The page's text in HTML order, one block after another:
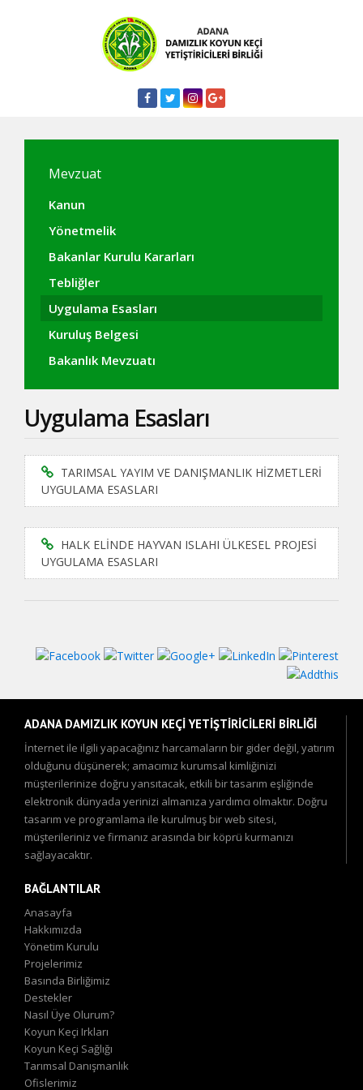
Mevzuat
Kanun
Yönetmelik
Bakanlar Kurulu Kararları
Tebliğler
Uygulama Esasları
Kuruluş Belgesi
Bakanlık Mevzuatı
Uygulama Esasları
TARIMSAL YAYIM VE DANIŞMANLIK HİZMETLERİ
UYGULAMA ESASLARI
HALK ELİNDE HAYVAN ISLAHI ÜLKESEL PROJESİ
UYGULAMA ESASLARI
ADANA DAMIZLIK KOYUN KEÇİ YETİŞTİRİCİLERİ BİRLİĞİ
İnternet ile ilgili yapacağınız harcamaların bir gider değil, yatırım
olduğunu düşünerek; amacımız kurumsal kimliğinizi
müşterilerinize doğru yansıtacak, etkili bir tasarım eşliğinde
elektronik dünyada yerinizi almanıza yardımcı olmaktır. Doğru
tasarım ve programlama ile kurulmuş bir web sitesi,
müşterileriniz ve firmanız arasında bir köprü kurmanızı
sağlayacaktır.
BAĞLANTILAR
Anasayfa
Hakkımızda
Yönetim Kurulu
Projelerimiz
Basında Birliğimiz
Destekler
Nasıl Üye Olurum?
Koyun Keçi Irkları
Koyun Keçi Sağlığı
Tarımsal Danışmanlık
Ofislerimiz